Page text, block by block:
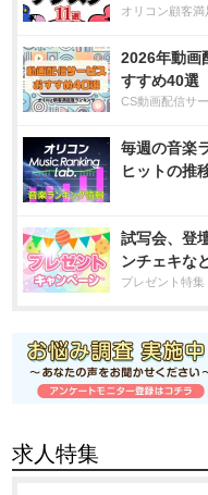
オリコン顧客
2026年動画
すすめ40選
CS動画配信サ
毎週の音楽
ヒットの推
試写会、登
ンチェキな
プレゼント特集
求人特集